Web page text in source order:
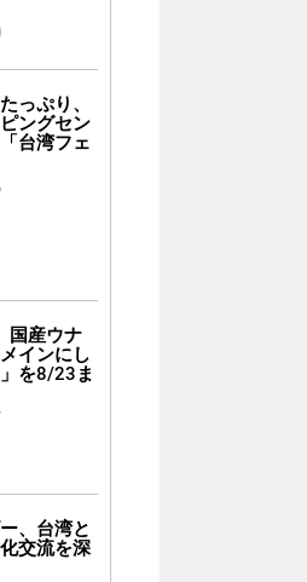
っぷり、
ングセン
台湾フェ
国産ウナ
インにし
を8/23ま
、台湾と
交流を深